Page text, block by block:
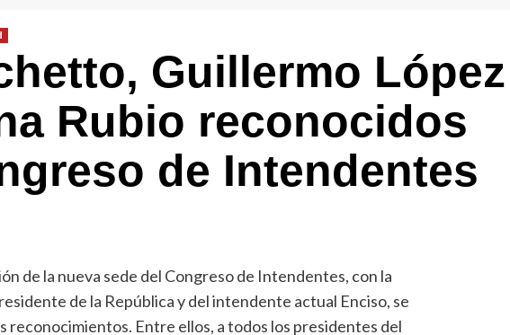
Guillermo López
Rubio reconocidos
de Intendentes
de la nueva sede del Congreso de Intendentes, con la
de la República y del intendente actual Enciso, se
reconocimientos. Entre ellos, a todos los presidentes del